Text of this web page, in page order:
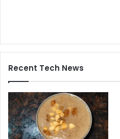
Recent Tech News